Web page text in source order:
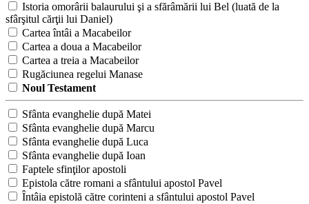
Istoria omorârii balaurului şi a sfărâmării lui Bel (luată de la
sfârşitul cărţii lui Daniel)
Cartea întâi a Macabeilor
Cartea a doua a Macabeilor
Cartea a treia a Macabeilor
Rugăciunea regelui Manase
Noul Testament
Sfânta evanghelie după Matei
Sfânta evanghelie după Marcu
Sfânta evanghelie după Luca
Sfânta evanghelie după Ioan
Faptele sfinţilor apostoli
Epistola către romani a sfântului apostol Pavel
Întâia epistolă către corinteni a sfântului apostol Pavel